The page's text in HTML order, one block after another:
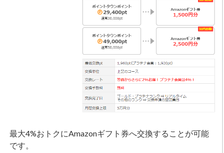
最大4%おトクにAmazonギフト券へ交換することが可能
です。